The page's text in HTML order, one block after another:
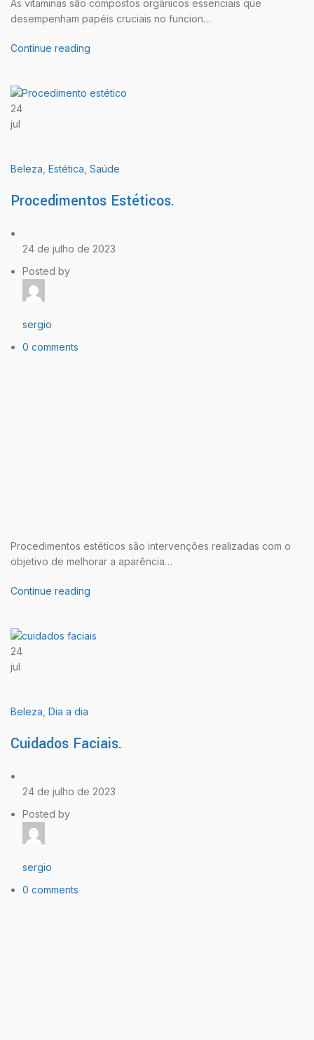
As vitaminas são compostos orgânicos essenciais que
desempenham papéis cruciais no funcion…
Continue reading
24
jul
Beleza Estética Saúde
Procedimentos Estéticos.
24 de julho de 2023
Posted by
sergio
0 comments
Procedimentos estéticos são intervenções realizadas com o
objetivo de melhorar a aparência…
Continue reading
24
jul
Beleza Dia a dia
Cuidados Faciais.
24 de julho de 2023
Posted by
sergio
0 comments